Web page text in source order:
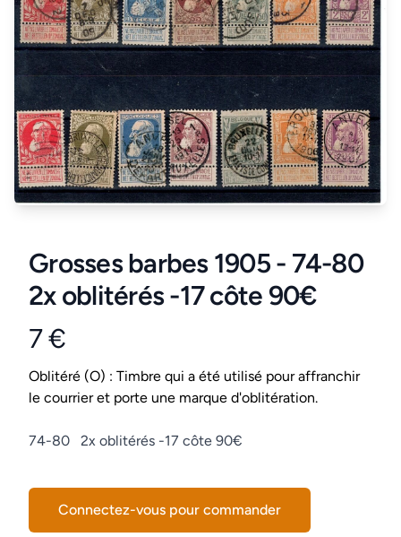
Grosses barbes 1905 - 74-80
2x oblitérés -17 côte 90€
Product information
7 €
Conditions
Oblitéré (O) : Timbre qui a été utilisé pour affranchir
le courrier et porte une marque d'oblitération.
Description
74-80 2x oblitérés -17 côte 90€
Connectez-vous pour commander